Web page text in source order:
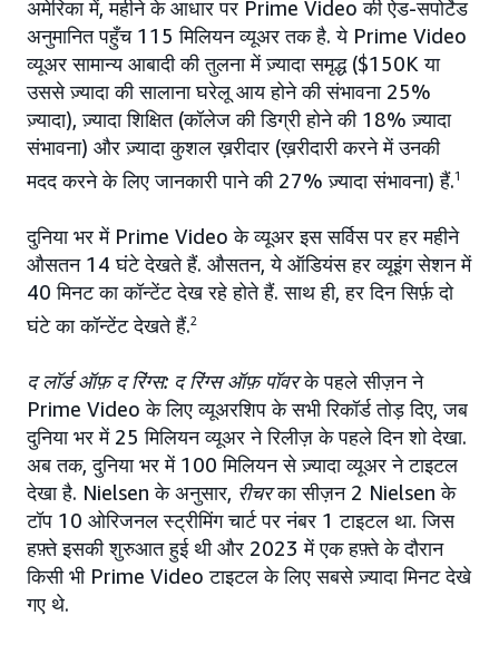
अमेरिका में, महीने के आधार पर Prime Video की ऐड-सपोर्टेड
अनुमानित पहुँच 115 मिलियन व्यूअर तक है. ये Prime Video
व्यूअर सामान्य आबादी की तुलना में ज़्यादा समृद्ध ($150K या
उससे ज़्यादा की सालाना घरेलू आय होने की संभावना 25%
ज़्यादा), ज़्यादा शिक्षित (कॉलेज की डिग्री होने की 18% ज़्यादा
संभावना) और ज़्यादा कुशल ख़रीदार (ख़रीदारी करने में उनकी
मदद करने के लिए जानकारी पाने की 27% ज़्यादा संभावना) हैं.1
दुनिया भर में Prime Video के व्यूअर इस सर्विस पर हर महीने
औसतन 14 घंटे देखते हैं. औसतन, ये ऑडियंस हर व्यूइंग सेशन में
40 मिनट का कॉन्टेंट देख रहे होते हैं. साथ ही, हर दिन सिर्फ़ दो
घंटे का कॉन्टेंट देखते हैं.2
द लॉर्ड ऑफ़ द रिंग्स: द रिंग्स ऑफ़ पॉवरके पहले सीज़न ने
Prime Video के लिए व्यूअरशिप के सभी रिकॉर्ड तोड़ दिए, जब
दुनिया भर में 25 मिलियन व्यूअर ने रिलीज़ के पहले दिन शो देखा.
अब तक, दुनिया भर में 100 मिलियन से ज़्यादा व्यूअर ने टाइटल
देखा है. Nielsen के अनुसार, रीचरका सीज़न 2 Nielsen के
टॉप 10 ओरिजनल स्ट्रीमिंग चार्ट पर नंबर 1 टाइटल था. जिस
हफ़्ते इसकी शुरुआत हुई थी और 2023 में एक हफ़्ते के दौरान
किसी भी Prime Video टाइटल के लिए सबसे ज़्यादा मिनट देखे
गए थे.